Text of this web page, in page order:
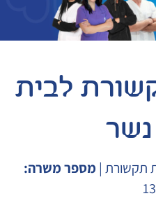
לבית
תקשורת | מספר משרה: